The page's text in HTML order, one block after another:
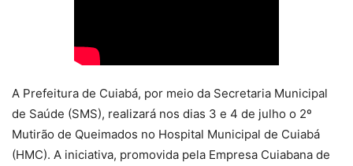
A Prefeitura de Cuiabá, por meio da Secretaria Municipal
de Saúde (SMS), realizará nos dias 3 e 4 de julho o 2º
Mutirão de Queimados no Hospital Municipal de Cuiabá
(HMC). A iniciativa, promovida pela Empresa Cuiabana de